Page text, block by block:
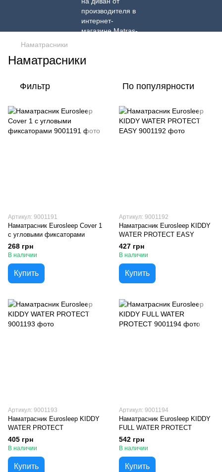
Наматрасники
Наматрасники
Фильтр По популярности
Артикул: 9001191
Наматрасник Eurosleep Cover 1
с угловыми фиксаторами
268 грн
В наличии
Купить
Артикул: 9001192
Наматрасник Eurosleep KIDDY
WATER PROTECT EASY
427 грн
В наличии
Купить
Артикул: 9001193
Наматрасник Eurosleep KIDDY
WATER PROTECT
405 грн
В наличии
Купить
Артикул: 9001194
Наматрасник Eurosleep KIDDY
FULL WATER PROTECT
542 грн
В наличии
Купить